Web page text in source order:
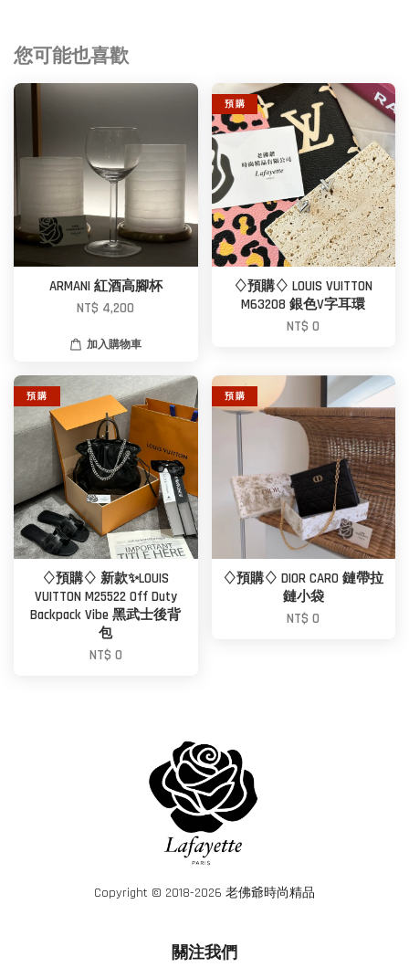
您可能也喜歡
ARMANI 紅酒高腳杯
NT$ 4,200
加入購物車
預 購
♢預購♢ LOUIS VUITTON
M63208 銀色V字耳環
NT$ 0
預 購
♢預購♢ 新款✨LOUIS
VUITTON M25522 Off Duty
Backpack Vibe 黑武士後背
包
NT$ 0
預 購
♢預購♢ DIOR CARO 鏈帶拉
鏈小袋
NT$ 0
Copyright © 2018-2026 老佛爺時尚精品
關注我們